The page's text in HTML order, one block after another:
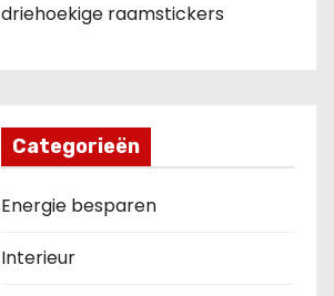
driehoekige raamstickers
Categorieën
Energie besparen
Interieur